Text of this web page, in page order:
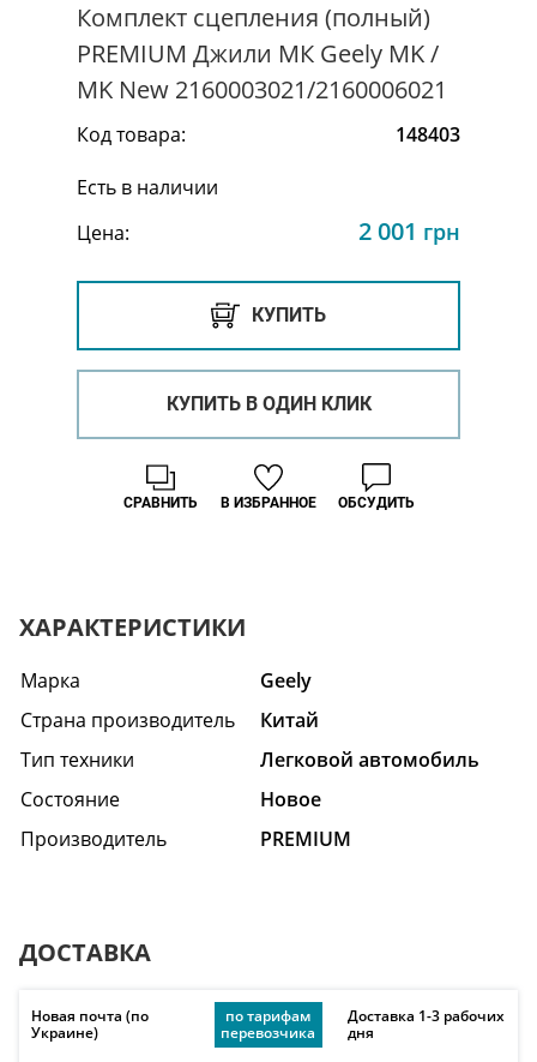
Комплект сцепления (полный)
PREMIUM Джили МК Geely MK /
MK New 2160003021/2160006021
Код товара:
148403
Есть в наличии
Цена:
2 001 грн
КУПИТЬ
КУПИТЬ В ОДИН КЛИК
В ИЗБРАННОЕ
СРАВНИТЬ ОБСУДИТЬ
ХАРАКТЕРИСТИКИ
Марка
Geely
Страна производитель
Китай
Тип техники
Легковой автомобиль
Состояние
Hовое
Производитель
PREMIUM
ДОСТАВКА
Новая почта (по
Украине)
по тарифам
перевозчика
Доставка 1-3 рабочих
дня